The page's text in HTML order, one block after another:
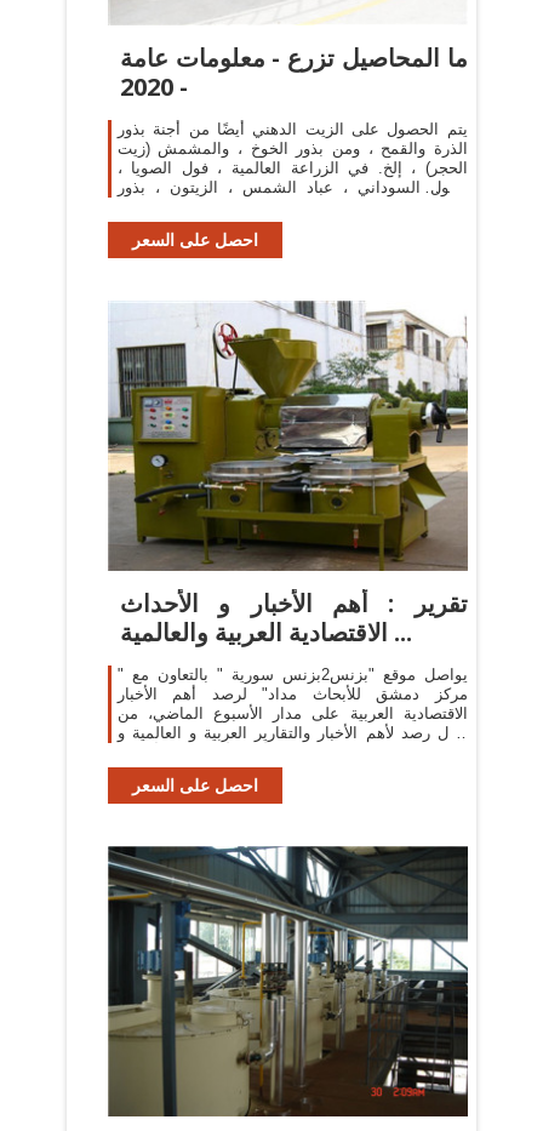
ما المحاصيل تزرع - معلومات عامة
- 2020
يتم الحصول على الزيت الدهني أيضًا من أجنة بذور
الذرة والقمح ، ومن بذور الخوخ ، والمشمش (زيت
الحجر) ، إلخ. في الزراعة العالمية ، فول الصويا ،
الفول السوداني ، عباد الشمس ، الزيتون ، بذور
احصل على السعر
تقرير : أهم الأخبار و الأحداث
الاقتصادية العربية والعالمية ...
يواصل موقع "بزنس2بزنس سورية " بالتعاون مع "
مركز دمشق للأبحاث مداد" لرصد أهم الأخبار
الاقتصادية العربية على مدار الأسبوع الماضي، من
خلال رصد لأهم الأخبار والتقارير العربية و العالمية و
احصل على السعر